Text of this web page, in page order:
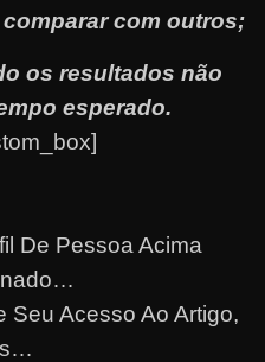
com outros;
os resultados não
esperado.
De Pessoa Acima
Seu Acesso Ao Artigo,